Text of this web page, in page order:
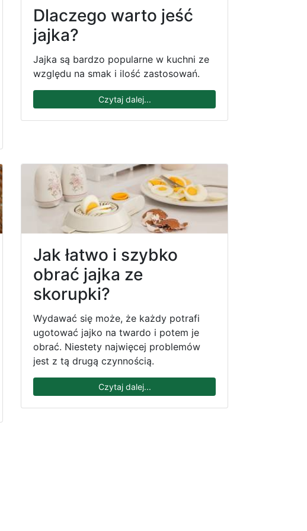
Dlaczego warto jeść
jajka?
Jajka są bardzo popularne w kuchni ze
względu na smak i ilość zastosowań.
Czytaj dalej...
Jak łatwo i szybko
obrać jajka ze
skorupki?
Wydawać się może, że każdy potrafi
ugotować jajko na twardo i potem je
obrać. Niestety najwięcej problemów
jest z tą drugą czynnością.
Czytaj dalej...